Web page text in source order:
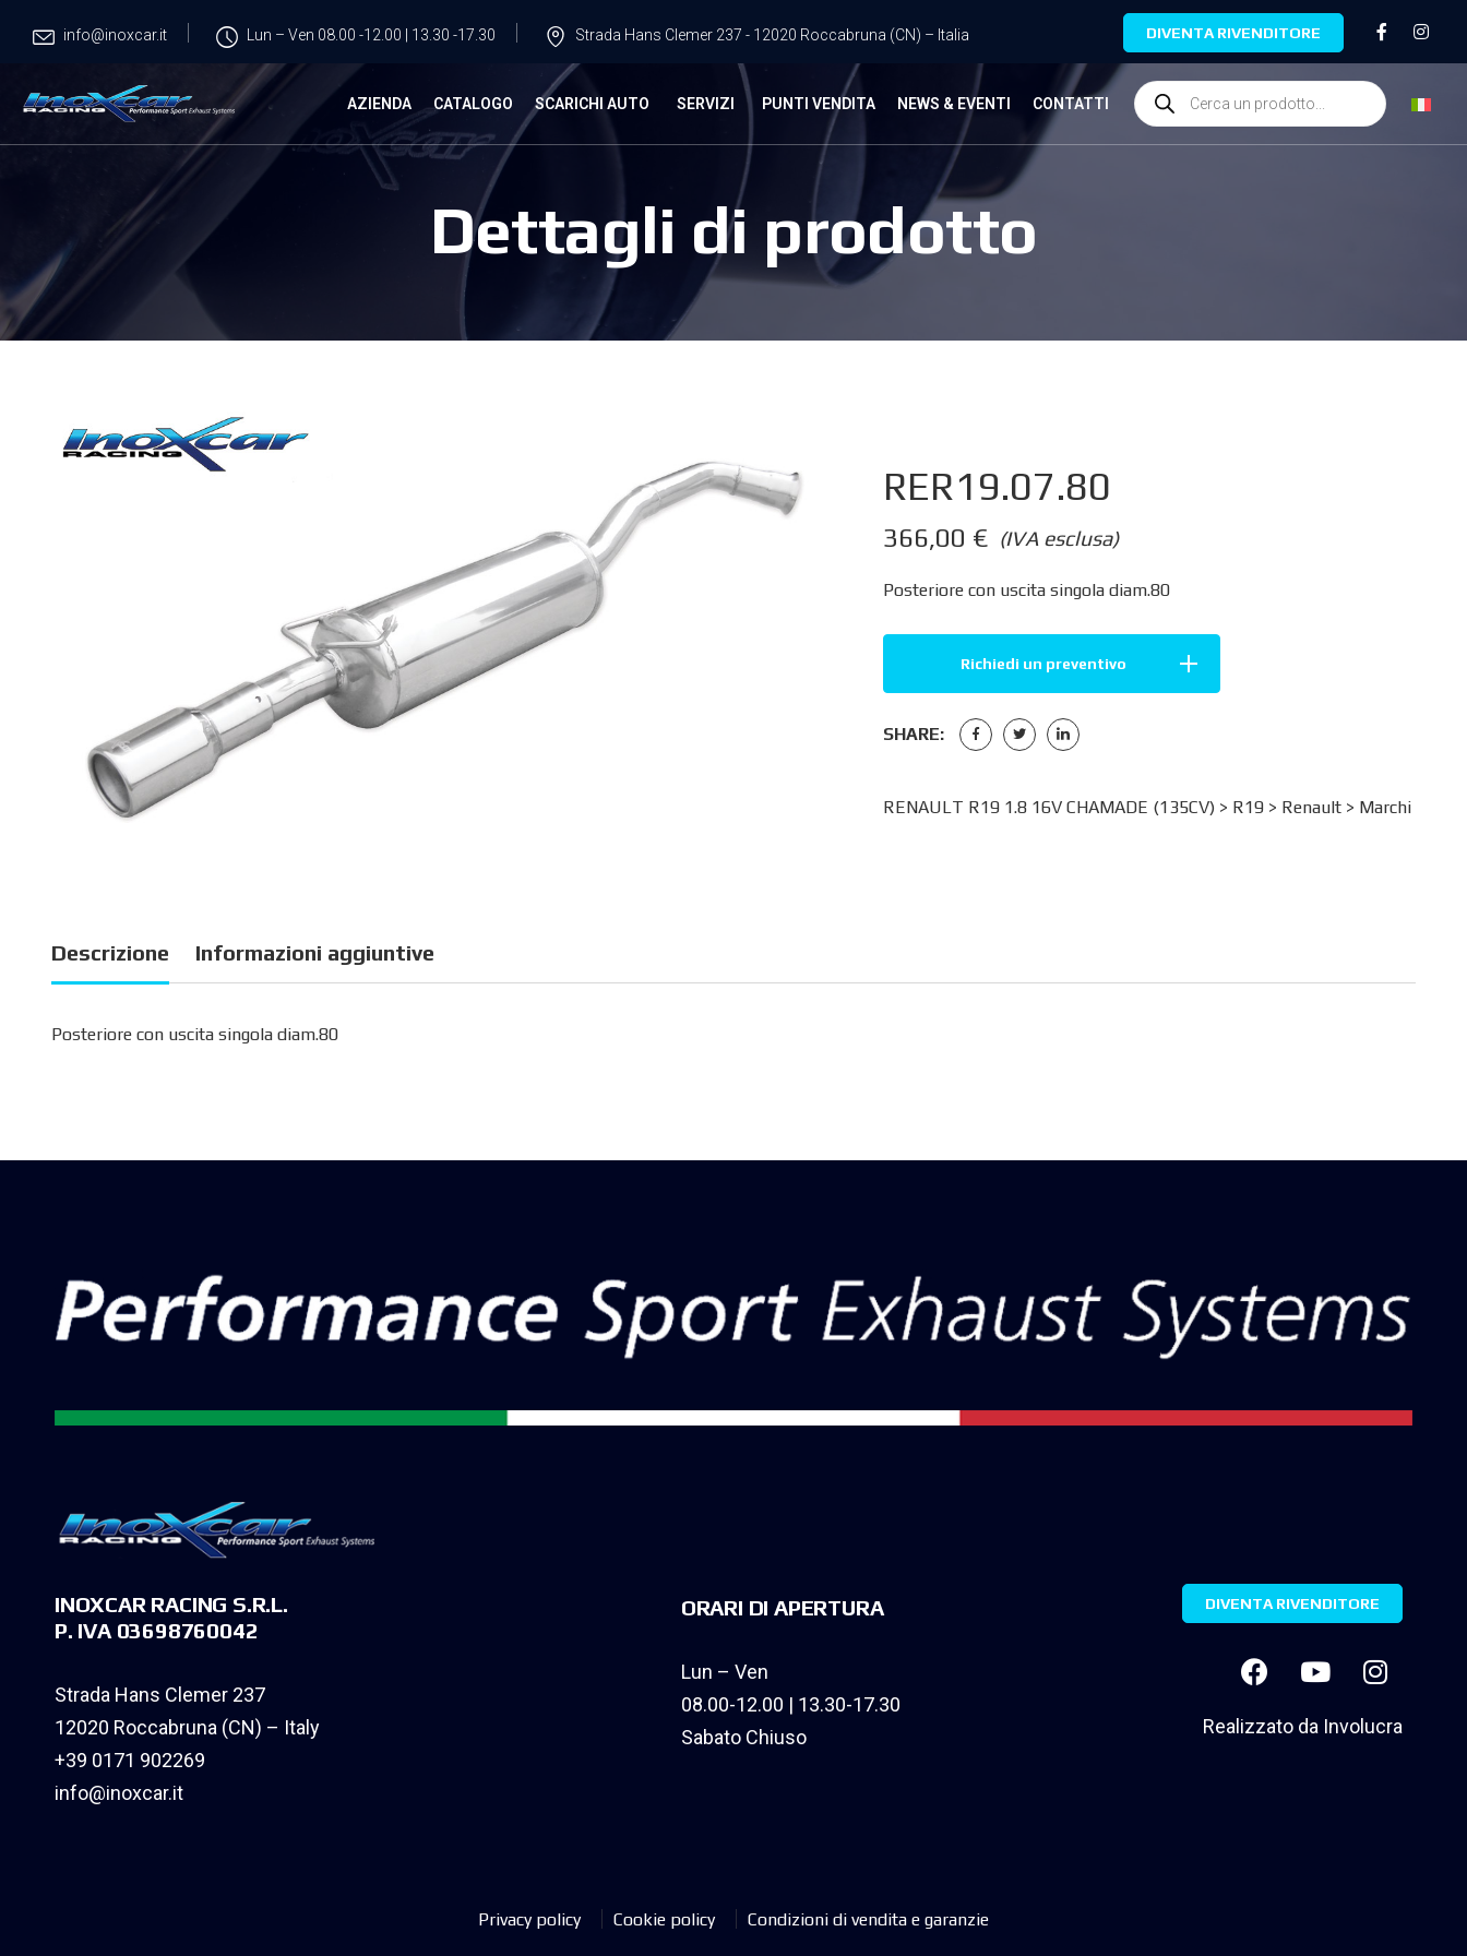
info@inoxcar.it Lun – Ven 08.00 -12.00 | 13.30 -17.30 Strada Hans Clemer 237 - 12020 Roccabruna (CN) – Italia DIVENTA RIVENDITORE
AZIENDA CATALOGO SCARICHI AUTO SERVIZI PUNTI VENDITA NEWS & EVENTI CONTATTI
Dettagli di prodotto
RER19.07.80
(IVA esclusa)
366,00 €
Posteriore con uscita singola diam.80
Richiedi un preventivo
SHARE:
RENAULT R19 1.8 16V CHAMADE (135CV) > R19> Renault> Marchi
Descrizione Informazioni aggiuntive
Posteriore con uscita singola diam.80
INOXCAR RACING S.R.L.
P. IVA 03698760042
Strada Hans Clemer 237
12020 Roccabruna (CN) – Italy
+39 0171 902269
info@inoxcar.it
ORARI DI APERTURA
Lun – Ven
08.00-12.00 | 13.30-17.30
Sabato Chiuso
DIVENTA RIVENDITORE
Realizzato da Involucra
Privacy policy Cookie policy Condizioni di vendita e garanzie